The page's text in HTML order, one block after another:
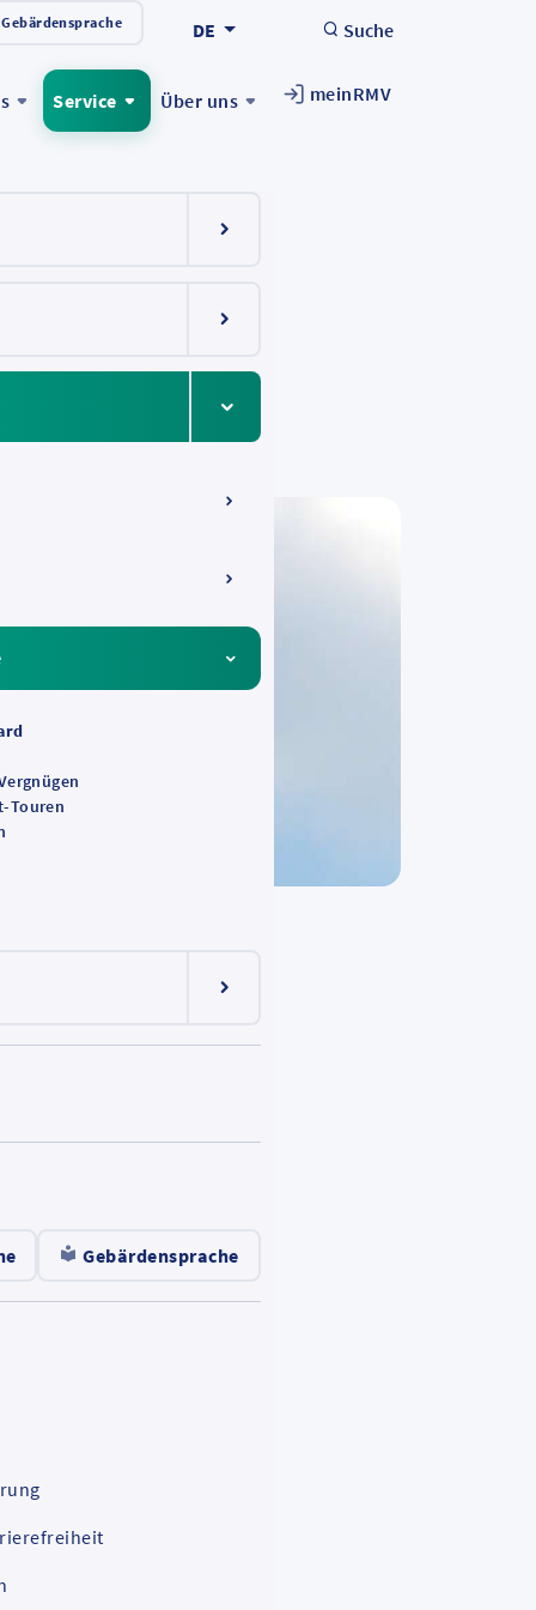
DE Suche
Menüeintrag ein-/ausklappen
Menüeintrag ein-/ausklappen
Touren
Menüeintrag ein-/ausklappen
Gebärdensprache
Service Über uns meinRMV